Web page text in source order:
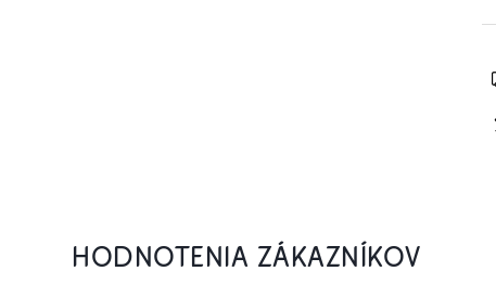
HODNOTENIA ZÁKAZNÍKOV